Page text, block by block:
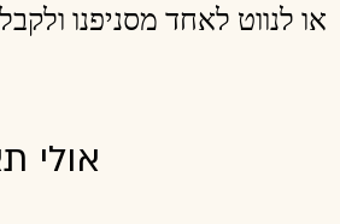
או לנווט לאחד מסניפנו
אולי